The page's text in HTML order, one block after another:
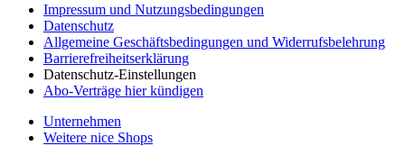
Impressum und Nutzungsbedingungen
Datenschutz
Allgemeine Geschäftsbedingungen und Widerrufsbelehrung
Barrierefreiheitserklärung
Datenschutz-Einstellungen
Abo-Verträge hier kündigen
Unternehmen
Weitere nice Shops